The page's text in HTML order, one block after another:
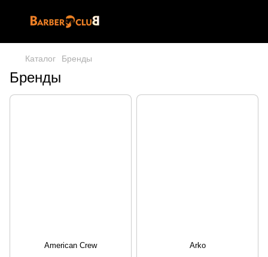
Каталог Бренды
Бренды
American Crew Arko